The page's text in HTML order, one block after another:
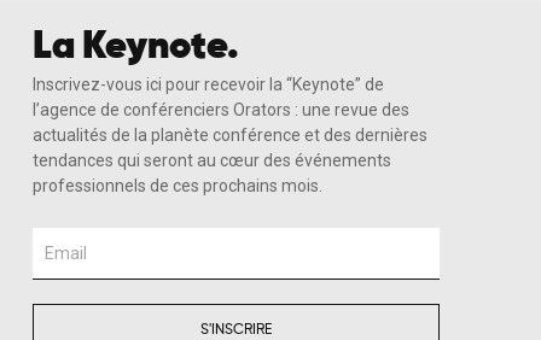
La Keynote.
Inscrivez-vous ici pour recevoir la “Keynote” de
l’agence de conférenciers Orators : une revue des
actualités de la planète conférence et des dernières
tendances qui seront au cœur des événements
professionnels de ces prochains mois.
S'INSCRIRE